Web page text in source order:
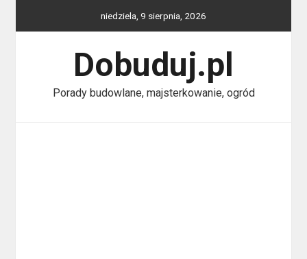
niedziela, 9 sierpnia, 2026
Dobuduj.pl
Porady budowlane, majsterkowanie, ogród